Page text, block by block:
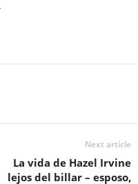
Next article
La vida de Hazel Irvine
lejos del billar – esposo,